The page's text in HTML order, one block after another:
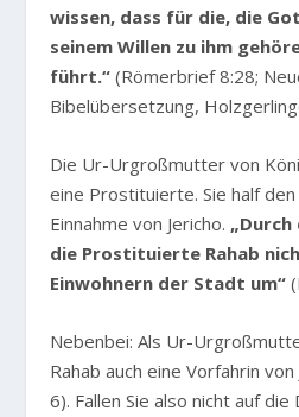
wissen, dass für die, die
seinem Willen zu ihm
führt.“ (Römerbrief 8:28;
Bibelübersetzung,
Die Ur-Urgroßmutter von
eine Prostituierte. Sie half
Einnahme von Jericho. „Durch
die Prostituierte Rahab
Einwohnern der Stadt um“
Nebenbei: Als Ur-
Rahab auch eine Vorfahrin
6). Fallen Sie also nicht auf